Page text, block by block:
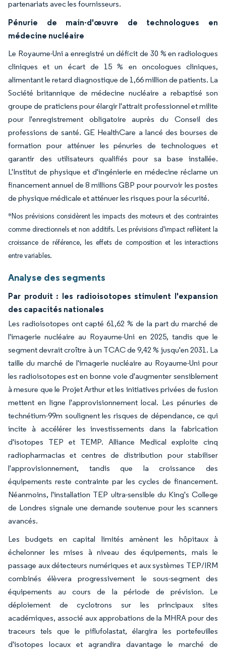
partenariats avec les fournisseurs.
Pénurie de main-d'œuvre de technologues en
médecine nucléaire
Le Royaume-Uni a enregistré un déficit de 30 % en radiologues
cliniques et un écart de 15 % en oncologues cliniques,
alimentant le retard diagnostique de 1,66 million de patients. La
Société britannique de médecine nucléaire a rebaptisé son
groupe de praticiens pour élargir l'attrait professionnel et milite
pour l'enregistrement obligatoire auprès du Conseil des
professions de santé. GE HealthCare a lancé des bourses de
formation pour atténuer les pénuries de technologues et
garantir des utilisateurs qualifiés pour sa base installée.
L'Institut de physique et d'ingénierie en médecine réclame un
financement annuel de 8 millions GBP pour pourvoir les postes
de physique médicale et atténuer les risques pour la sécurité.
*Nos prévisions considèrent les impacts des moteurs et des contraintes
comme directionnels et non additifs. Les prévisions d'impact reflètent la
croissance de référence, les effets de composition et les interactions
entre variables.
Analyse des segments
Par produit : les radioisotopes stimulent l'expansion
des capacités nationales
Les radioisotopes ont capté 61,62 % de la part du marché de
l'imagerie nucléaire au Royaume-Uni en 2025, tandis que le
segment devrait croître à un TCAC de 9,42 % jusqu'en 2031. La
taille du marché de l'imagerie nucléaire au Royaume-Uni pour
les radioisotopes est en bonne voie d'augmenter sensiblement
à mesure que le Projet Arthur et les initiatives privées de fusion
mettent en ligne l'approvisionnement local. Les pénuries de
technétium-99m soulignent les risques de dépendance, ce qui
incite à accélérer les investissements dans la fabrication
d'isotopes TEP et TEMP. Alliance Medical exploite cinq
radiopharmacias et centres de distribution pour stabiliser
l'approvisionnement, tandis que la croissance des
équipements reste contrainte par les cycles de financement.
Néanmoins, l'installation TEP ultra-sensible du King's College
de Londres signale une demande soutenue pour les scanners
avancés.
Les budgets en capital limités amènent les hôpitaux à
échelonner les mises à niveau des équipements, mais le
passage aux détecteurs numériques et aux systèmes TEP/IRM
combinés élèvera progressivement le sous-segment des
équipements au cours de la période de prévision. Le
déploiement de cyclotrons sur les principaux sites
académiques, associé aux approbations de la MHRA pour des
traceurs tels que le piflufolastat, élargira les portefeuilles
d'isotopes locaux et agrandira davantage le marché de